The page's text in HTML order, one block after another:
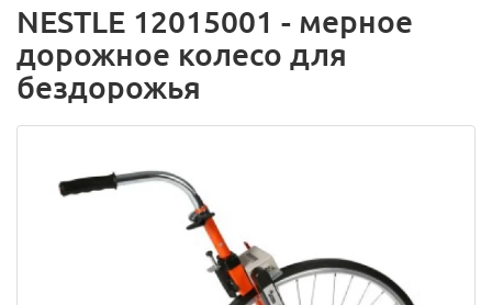
NESTLE 12015001 - мерное
дорожное колесо для
бездорожья